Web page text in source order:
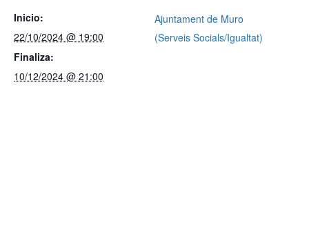
Inicio:
22/10/2024 @ 19:00
Finaliza:
10/12/2024 @ 21:00
Ajuntament de Muro
(Serveis Socials/Igualtat)